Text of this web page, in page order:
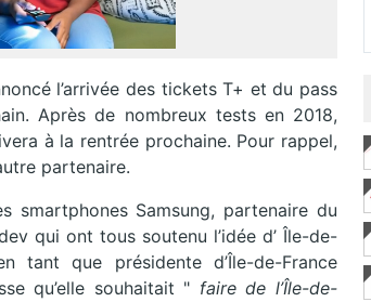
l’arrivée des tickets T+ et du pass
Après de nombreux tests en 2018,
à la rentrée prochaine. Pour rappel,
partenaire.
smartphones Samsung, partenaire du
qui ont tous soutenu l’idée d’ Île-de-
tant que présidente d’Île-de-France
qu’elle souhaitait " faire de l’Île-de-